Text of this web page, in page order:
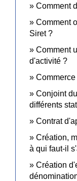
Comment
Comment
Siret ?
Comment
d'activité ?
Conjoint
différents
Contrat
Création,
à qui faut-il
Création